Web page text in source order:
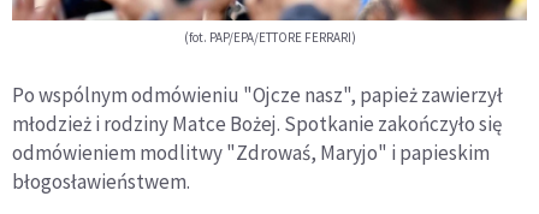
(fot. PAP/EPA/ETTORE FERRARI)
Po wspólnym odmówieniu "Ojcze nasz", papież zawierzył
młodzież i rodziny Matce Bożej. Spotkanie zakończyło się
odmówieniem modlitwy "Zdrowaś, Maryjo" i papieskim
błogosławieństwem.